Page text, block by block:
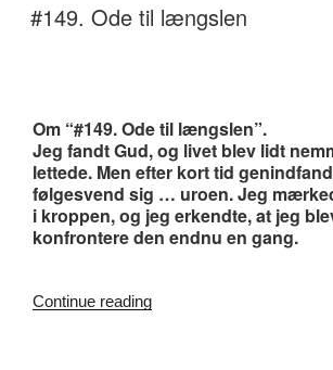
ON
#149. Ode til længslen
Om “#149. Ode til længslen”.
Jeg fandt Gud, og livet blev lidt
lettede. Men efter kort tid
følgesvend sig … uroen. Jeg
i kroppen, og jeg erkendte, at jeg
konfrontere den endnu en gang.
Continue reading“#149.